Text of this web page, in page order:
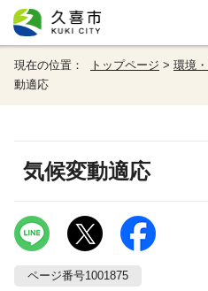
現在の位置： トップページ > 環境
動適応
気候変動適応
ページ番号1001875